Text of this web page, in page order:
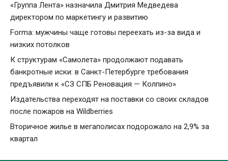
«Группа Лента» назначила Дмитрия Медведева
директором по маркетингу и развитию
Forma: мужчины чаще готовы переехать из-за вида и
низких потолков
К структурам «Самолета» продолжают подавать
банкротные иски: в Санкт-Петербурге требования
предъявили к «СЗ СПБ Реновация — Колпино»
Издательства переходят на поставки со своих складов
после пожаров на Wildberries
Вторичное жилье в мегаполисах подорожало на 2,9% за
квартал